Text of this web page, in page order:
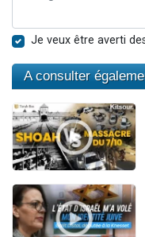
Je veux être averti
A consulter